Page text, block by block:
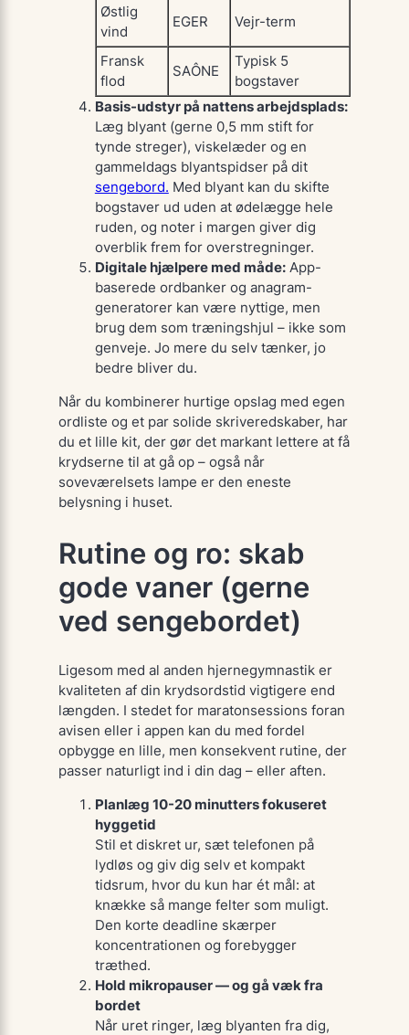
Østlig
vind
EGER Vejr-term
Fransk
flod
SAÔNE
Typisk 5
bogstaver
Basis-udstyr på nattens arbejdsplads:
Læg blyant (gerne 0,5 mm stift for
tynde streger), viskelæder og en
gammeldags blyantspidser på dit
sengebord. Med blyant kan du skifte
bogstaver ud uden at ødelægge hele
ruden, og noter i margen giver dig
overblik frem for overstregninger.
Digitale hjælpere med måde:App-
baserede ordbanker og anagram-
generatorer kan være nyttige, men
brug dem som træningshjul – ikke som
genveje. Jo mere du selv tænker, jo
bedre bliver du.
Når du kombinerer hurtige opslag med egen
ordliste og et par solide skriveredskaber, har
du et lille kit, der gør det markant lettere at få
krydserne til at gå op – også når
soveværelsets lampe er den eneste
belysning i huset.
Rutine og ro: skab
gode vaner (gerne
ved sengebordet)
Ligesom med al anden hjernegymnastik er
kvaliteten af din krydsordstid vigtigere end
længden. I stedet for maraton­sessions foran
avisen eller i appen kan du med fordel
opbygge en lille, men konsekvent rutine, der
passer naturligt ind i din dag – eller aften.
Planlæg 10-20 minutters fokuseret
hyggetid
Stil et diskret ur, sæt telefonen på
lydløs og giv dig selv et kompakt
tidsrum, hvor du kun har ét mål: at
knække så mange felter som muligt.
Den korte deadline skærper
koncentrationen og forebygger
træthed.
Hold mikropauser — og gå væk fra
bordet
Når uret ringer, læg blyanten fra dig,